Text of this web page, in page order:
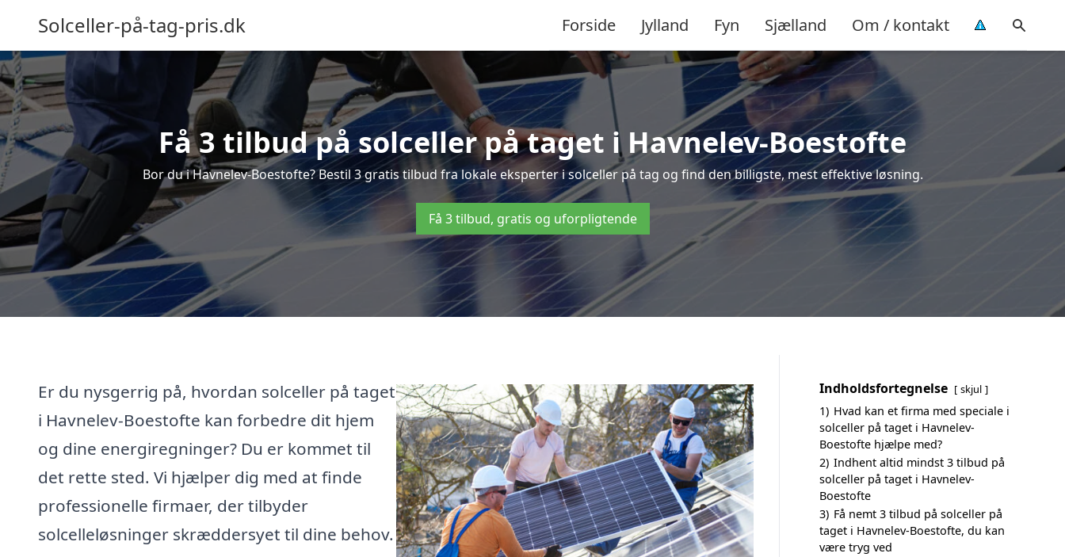
Solceller-på-tag-pris.dk Forside Jylland Fyn Sjælland Om / kontakt
Få 3 tilbud på solceller på taget i Havnelev-Boestofte
Bor du i Havnelev-Boestofte? Bestil 3 gratis tilbud fra lokale eksperter i solceller på tag og find den billigste, mest effektive løsning.
Få 3 tilbud, gratis og uforpligtende
Er du nysgerrig på, hvordan solceller på taget
i Havnelev-Boestofte kan forbedre dit hjem
og dine energiregninger? Du er kommet til
det rette sted. Vi hjælper dig med at finde
professionelle firmaer, der tilbyder
solcelleløsninger skræddersyet til dine behov.
Indholdsfortegnelse skjul
1) Hvad kan et firma med speciale i
solceller på taget i Havnelev-
Boestofte hjælpe med?
2) Indhent altid mindst 3 tilbud på
solceller på taget i Havnelev-
Boestofte
3) Få nemt 3 tilbud på solceller på
taget i Havnelev-Boestofte, du kan
være tryg ved